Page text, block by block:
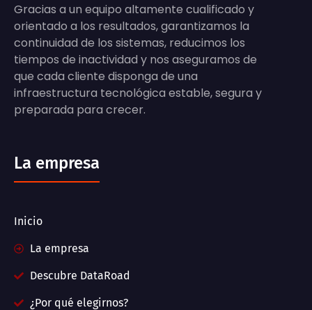
Gracias a un equipo altamente cualificado y
orientado a los resultados, garantizamos la
continuidad de los sistemas, reducimos los
tiempos de inactividad y nos aseguramos de
que cada cliente disponga de una
infraestructura tecnológica estable, segura y
preparada para crecer.
La empresa
Inicio
La empresa
Descubre DataRoad
¿Por qué elegirnos?